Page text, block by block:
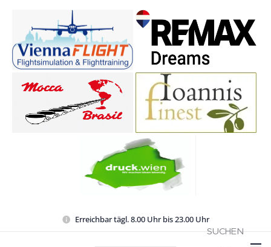
Erreichbar tägl. 8.00 Uhr bis 23.00 Uhr
SUCHEN